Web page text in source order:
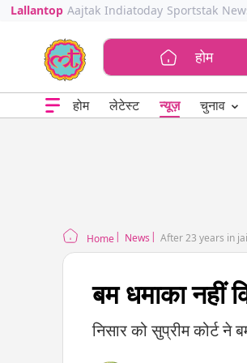
Lallantop Aajtak Indiatoday Sportstak
होम
होम लेटेस्ट न्यूज़ चुनाव ⌄
Home News After 23 years in
बम धमाका नहीं
निसार को सुप्रीम कोर्ट ने